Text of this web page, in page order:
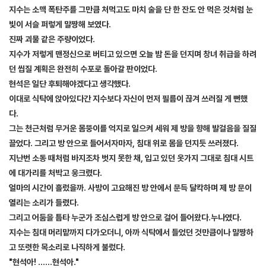
지수는 소맥 폭탄주를 그만큼 처먹고도 마치 술을 단 한 잔도 안 먹은 것처럼 눈
빛이 서슬 퍼렇게 말짱해 보였다.
진짜 괴물 같은 주량이었다.
지수가 저렇게 맨정신으로 버티고 있으면 오늘 밤 돈을 던지며 창녀 취급을 하려
던 씹질 계획은 완전히 수포로 돌아갈 판이었다.
현석은 일단 후퇴해야겠다고 생각했다.
이대로 식탁에 앉아있다간 지수보다 자신이 먼저 필름이 끊겨 쓰러질 게 뻔했
다.
그는 천근처럼 무거운 몸뚱이를 억지로 일으켜 세워 제 방을 향해 발걸음을 질질
끌었다. 그리고 방 안으로 들어서자마자, 침대 위로 몸을 던지듯 쓰러졌다.
지난번 소동 때처럼 바지조차 벗지 못한 채, 입고 있던 옷가지 그대로 침대 시트
에 대가리를 처박고 웅크렸다.
얼마의 시간이 흘렀을까. 사방이 고요해진 방 안에서 문득 달칵하며 제 방 문이
열리는 소리가 들렸다.
그리고 어둠을 틈타 누군가 조심스럽게 방 안으로 걸어 들어왔다.누나였다.
지수는 침대 머리맡까지 다가오더니, 아까 식탁에서 들었던 것만큼이나 말짱하
고 또렷한 목소리로 나직하게 불렀다.
"현석아! ……현석아."